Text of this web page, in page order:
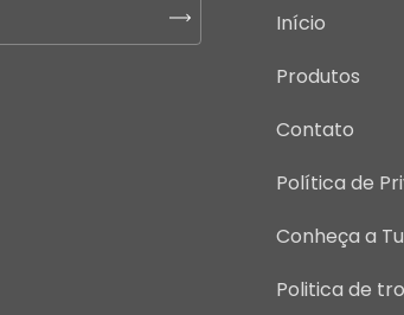
Início
Produtos
Contato
Política de
Conheça a
Politica de